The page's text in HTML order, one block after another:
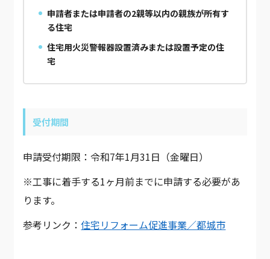
申請者または申請者の2親等以内の親族が所有す
る住宅
住宅用火災警報器設置済みまたは設置予定の住
宅
受付期間
申請受付期限：令和7年1月31日（金曜日）
※工事に着手する1ヶ月前までに申請する必要があ
ります。
参考リンク：住宅リフォーム促進事業／都城市